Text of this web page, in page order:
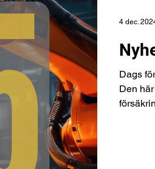
Dags
Den
4 dec.